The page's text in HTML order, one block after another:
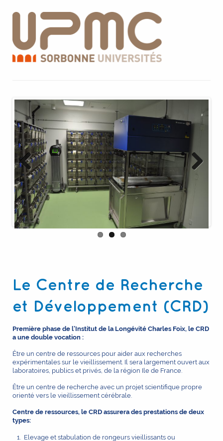
Previous Next
Le Centre de Recherche
et Développement (CRD)
Première phase de l’Institut de la Longévité Charles Foix, le CRD
a une double vocation :
Être un centre de ressources pour aider aux recherches
expérimentales sur le vieillissement. Il sera largement ouvert aux
laboratoires, publics et privés, de la région Ile de France.
Être un centre de recherche avec un projet scientifique propre
orienté vers le vieillissement cérébrale.
Centre de ressources, le CRD assurera des prestations de deux
types:
Elevage et stabulation de rongeurs vieillissants ou